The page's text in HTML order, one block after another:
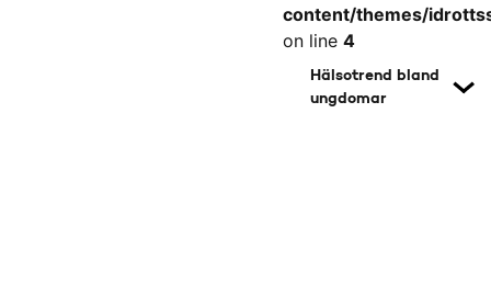
content/themes/
on line 4
Hälsotrend bland
ungdomar